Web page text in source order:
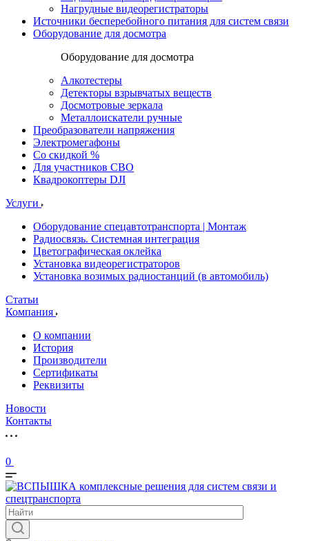
Нагрудные видеорегистраторы
Источники бесперебойного питания для систем связи
Оборудование для досмотра
Оборудование для досмотра
Алкотестеры
Детекторы взрывчатых веществ
Досмотровые зеркала
Металлоискатели ручные
Преобразователи напряжения
Электромегафоны
Со скидкой %
Для участников СВО
Квадрокоптеры DJI
Услуги
Оборудование спецавтотранспорта | Монтаж
Радиосвязь. Системная интеграция
Цветографическая оклейка
Установка видеорегистраторов
Установка возимых радиостанций (в автомобиль)
Статьи
Компания
О компании
История
Производители
Сертификаты
Реквизиты
Новости
Контакты
0